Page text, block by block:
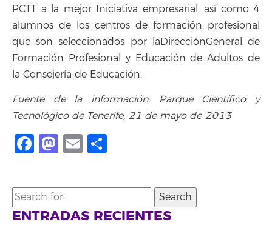
PCTT a la mejor Iniciativa empresarial, así como 4
alumnos de los centros de formación profesional
que son seleccionados por laDirecciónGeneral de
Formación Profesional y Educación de Adultos de
la Consejería de Educación.
Fuente de la información: Parque Científico y
Tecnológico de Tenerife, 21 de mayo de 2013
Facebook
Mastodon
Email
Search
for:
ENTRADAS RECIENTES